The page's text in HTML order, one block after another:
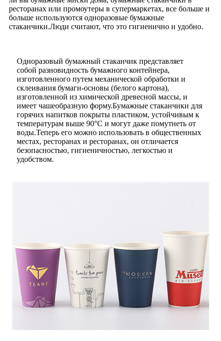
ресторанах или промоутеры в супермаркетах, все больше и
больше используются одноразовые бумажные
стаканчики.Люди считают, что это гигиенично и удобно.
Одноразовый бумажный стаканчик представляет
собой разновидность бумажного контейнера,
изготовленного путем механической обработки и
склеивания бумаги-основы (белого картона),
изготовленной из химической древесной массы, и
имеет чашеобразную форму.Бумажные стаканчики для
горячих напитков покрыты пластиком, устойчивым к
температурам выше 90°C и могут даже помутнеть от
воды.Теперь его можно использовать в общественных
местах, ресторанах и ресторанах, он отличается
безопасностью, гигиеничностью, легкостью и
удобством.